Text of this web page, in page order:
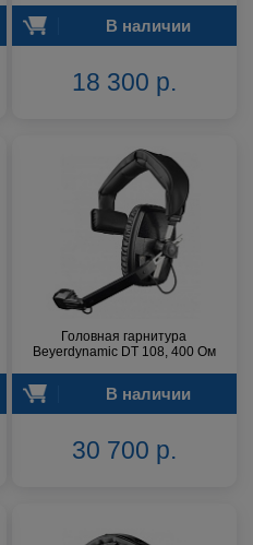
В наличии
18 300 р.
Головная гарнитура
Beyerdynamic DT 108, 400 Ом
В наличии
30 700 р.